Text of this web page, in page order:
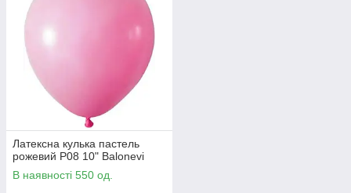
Латексна кулька пастель
рожевий P08 10" Balonevi
В наявності 550 од.